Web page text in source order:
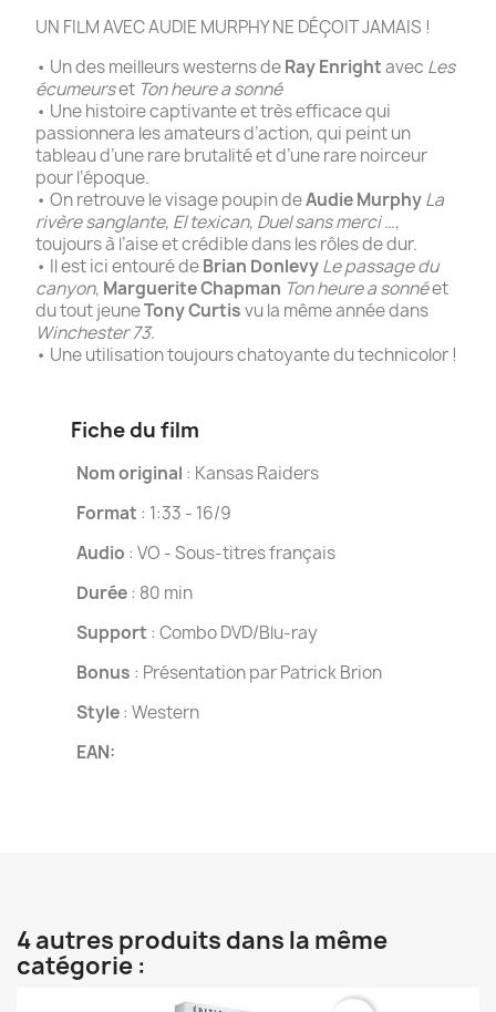
UN FILM AVEC AUDIE MURPHY NE DÉÇOIT JAMAIS !
• Un des meilleurs westerns deRay Enrightavec Les
écumeurset Ton heure a sonné
• Une histoire captivante et très efficace qui
passionnera les amateurs d’action, qui peint un
tableau d’une rare brutalité et d’une rare noirceur
pour l’époque.
• On retrouve le visage poupin deAudie MurphyLa
rivère sanglante, El texican, Duel sans merci…,
toujours à l’aise et crédible dans les rôles de dur.
• Il est ici entouré deBrian DonlevyLe passage du
canyon, Marguerite Chapman Ton heure a sonnéet
du tout jeuneTony Curtisvu la même année dans
Winchester 73.
• Une utilisation toujours chatoyante du technicolor !
Fiche du film
Nom original : Kansas Raiders
Format : 1:33 - 16/9
Audio : VO - Sous-titres français
Durée: 80 min
Support : Combo DVD/Blu-ray
Bonus : Présentation par Patrick Brion
Style: Western
EAN:
4 autres produits dans la même
catégorie :